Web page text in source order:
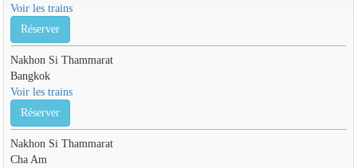
Voir les trains
Réserver
Nakhon Si Thammarat
Bangkok
Voir les trains
Réserver
Nakhon Si Thammarat
Cha Am